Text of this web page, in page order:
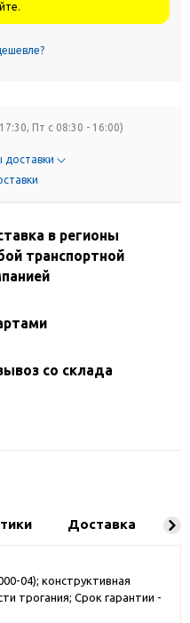
Пт с 08:30 - 16:00)
доставки
в регионы
транспортной
со склада
Доставка
04); конструктивная
трогания; Срок гарантии -